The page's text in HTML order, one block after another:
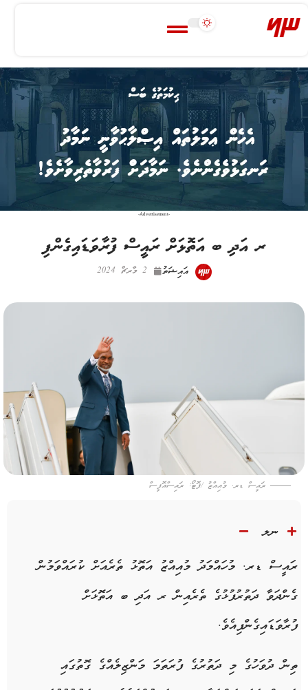
-Advertisement-
ރ އަދި ބ އަތޮޅަށް ރައީސް ފުރާވަޑައިގެންފި
އައިޝަތު 2 މާރޗް 2024
ރައީސް ޑރ. މުއިއްޒު /ފޮޓޯ: ރައިސްއޮފީސް
ނލ
ރައީސް ޑރ. މުހައްމަދު މުއިއްޒު އަތޮޅު ތެރެއަށް ކުރައްވަމުން
ގެންދަވާ ދަތުރުފުޅުގެ ތެރެއިން ރ އަދި ބ އަތޮޅަށް
ފުރާވަޑައިގެންފިއެވެ.
ތިން ދުވަހުގެ މި ދަތުރުގެ ފުރަތަމަ މަންޒިލެއްގެ ގޮތުގައި